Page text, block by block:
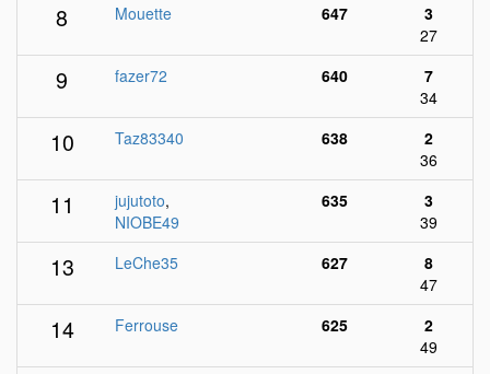
8 Mouette 647
3
27
9 fazer72 640
7
34
10 Taz83340 638
2
36
11 jujutoto,
NIOBE49
635
3
39
13 LeChe35 627
8
47
14 Ferrouse 625
2
49